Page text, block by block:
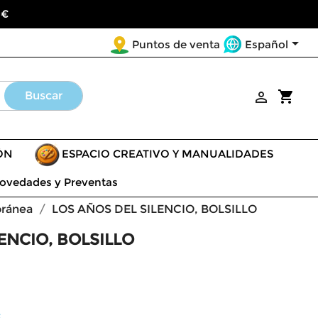
Puntos de venta Español
Buscar shopping_cart

ESPACIO CREATIVO Y MANUALIDADES
y Preventas
LOS AÑOS DEL SILENCIO, BOLSILLO
BOLSILLO